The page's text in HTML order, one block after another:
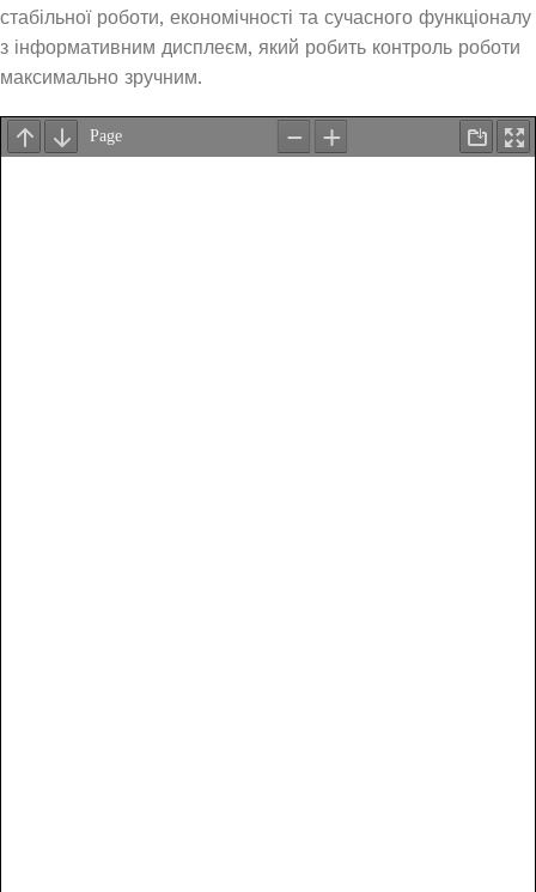
стабільної роботи, економічності та сучасного функціоналу
з інформативним дисплеєм, який робить контроль роботи
максимально зручним.